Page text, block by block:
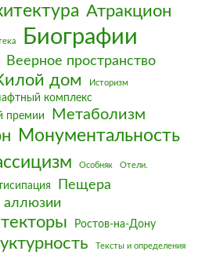
Атракцион
Биографии
Веерное пространство
дом Историзм
комплекс
премии
Метаболизм
Монументальность
Особняк Отели.
Пещера
аллюзии
Ростов-на-Дону
Тексты и определения